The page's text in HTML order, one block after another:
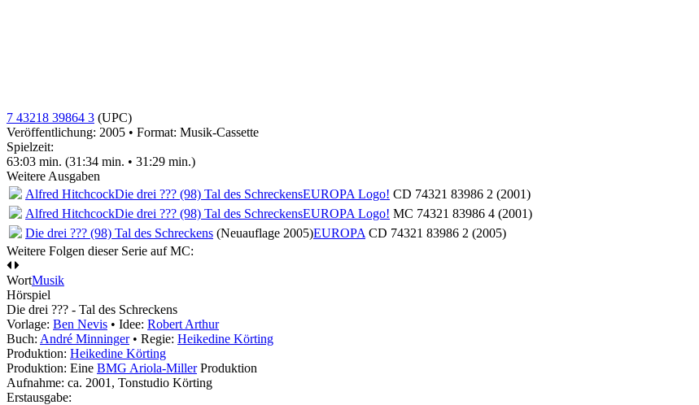
7 43218 39864 3 (UPC)
Veröffentlichung: 2005 • Format: Musik-Cassette
Spielzeit:
63:03 min. (31:34 min. • 31:29 min.)
Weitere Ausgaben
Alfred HitchcockDie drei ??? (98) Tal des SchreckensEUROPA Logo! CD 74321 83986 2 (2001)
Alfred HitchcockDie drei ??? (98) Tal des SchreckensEUROPA Logo! MC 74321 83986 4 (2001)
Die drei ??? (98) Tal des Schreckens (Neuauflage 2005)EUROPA CD 74321 83986 2 (2005)
Weitere Folgen dieser Serie auf MC:
WortMusik
Hörspiel
Die drei ??? - Tal des Schreckens
Vorlage: Ben Nevis • Idee: Robert Arthur
Buch: André Minninger• Regie: Heikedine Körting
Produktion: Heikedine Körting
Produktion: Eine BMG Ariola-MillerProduktion
Aufnahme: ca. 2001, Tonstudio Körting
Erstausgabe: